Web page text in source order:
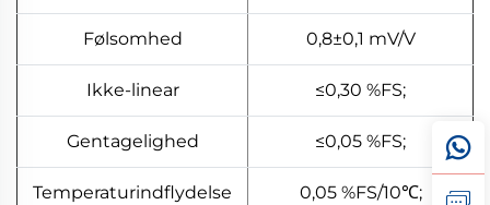
Følsomhed 0,8±0,1 mV/V
Ikke-linear ≤0,30 %FS;
Gentagelighed ≤0,05 %FS;
Temperaturindflydelse 0,05 %FS/10℃;